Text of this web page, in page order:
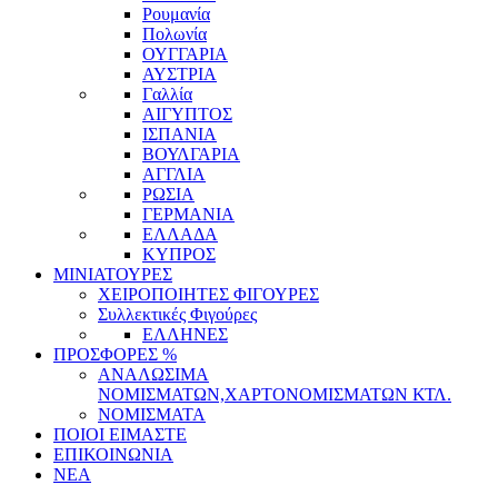
Ρουμανία
Πολωνία
ΟΥΓΓΑΡΙΑ
ΑΥΣΤΡΙΑ
Γαλλία
ΑΙΓΥΠΤΟΣ
ΙΣΠΑΝΙΑ
ΒΟΥΛΓΑΡΙΑ
ΑΓΓΛΙΑ
ΡΩΣΙΑ
ΓΕΡΜΑΝΙΑ
ΕΛΛΑΔΑ
ΚΥΠΡΟΣ
ΜΙΝΙΑΤΟΥΡΕΣ
ΧΕΙΡΟΠΟΙΗΤΕΣ ΦΙΓΟΥΡΕΣ
Συλλεκτικές Φιγούρες
ΕΛΛΗΝΕΣ
ΠΡΟΣΦΟΡΕΣ %
ΑΝΑΛΩΣΙΜΑ
ΝΟΜΙΣΜΑΤΩΝ,ΧΑΡΤΟΝΟΜΙΣΜΑΤΩΝ ΚΤΛ.
ΝΟΜΙΣΜΑΤΑ
ΠΟΙΟΙ ΕΙΜΑΣΤΕ
ΕΠΙΚΟΙΝΩΝΙΑ
ΝΕΑ